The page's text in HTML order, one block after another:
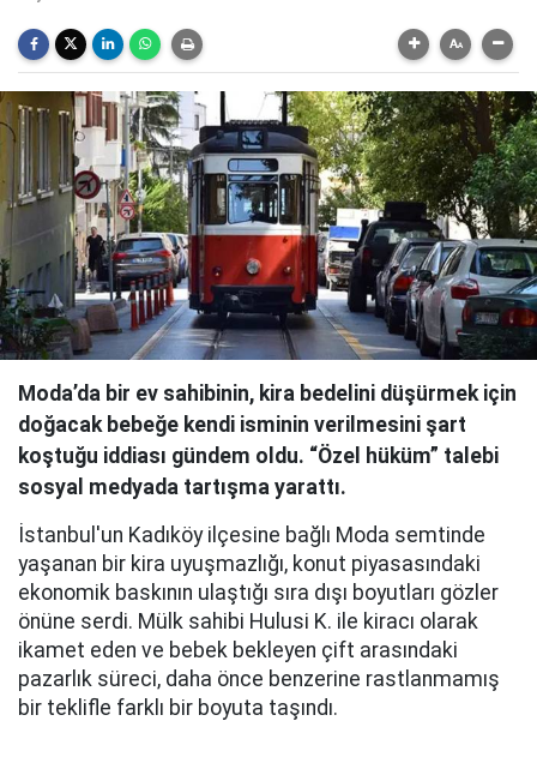
Moda’da bir ev sahibinin, kira bedelini düşürmek için
doğacak bebeğe kendi isminin verilmesini şart
koştuğu iddiası gündem oldu. “Özel hüküm” talebi
sosyal medyada tartışma yarattı.
İstanbul'un Kadıköy ilçesine bağlı Moda semtinde
yaşanan bir kira uyuşmazlığı, konut piyasasındaki
ekonomik baskının ulaştığı sıra dışı boyutları gözler
önüne serdi. Mülk sahibi Hulusi K. ile kiracı olarak
ikamet eden ve bebek bekleyen çift arasındaki
pazarlık süreci, daha önce benzerine rastlanmamış
bir teklifle farklı bir boyuta taşındı.